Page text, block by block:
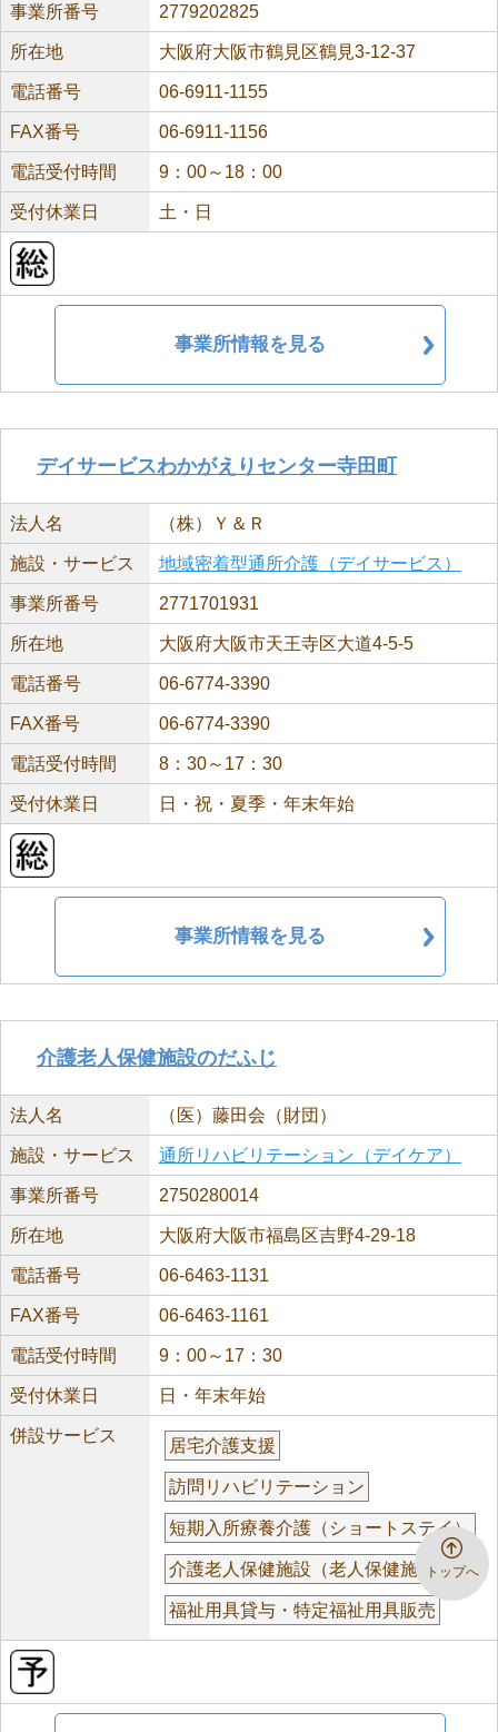
事業所番号 2779202825
所在地 大阪府大阪市鶴見区鶴見3-12-37
電話番号 06-6911-1155
FAX番号 06-6911-1156
電話受付時間 9：00～18：00
受付休業日 土・日
事業所情報を見る
デイサービスわかがえりセンター寺田町
法人名 （株）Ｙ＆Ｒ
施設・サービス 地域密着型通所介護（デイサービス）
事業所番号 2771701931
所在地 大阪府大阪市天王寺区大道4-5-5
電話番号 06-6774-3390
FAX番号 06-6774-3390
電話受付時間 8：30～17：30
受付休業日 日・祝・夏季・年末年始
事業所情報を見る
介護老人保健施設のだふじ
法人名 （医）藤田会（財団）
施設・サービス 通所リハビリテーション（デイケア）
事業所番号 2750280014
所在地 大阪府大阪市福島区吉野4-29-18
電話番号 06-6463-1131
FAX番号 06-6463-1161
電話受付時間 9：00～17：30
受付休業日 日・年末年始
併設サービス
居宅介護支援
訪問リハビリテーション
短期入所療養介護（ショートステイ）
介護老人保健施設（老人保健施設）
福祉用具貸与・特定福祉用具販売
トップへ